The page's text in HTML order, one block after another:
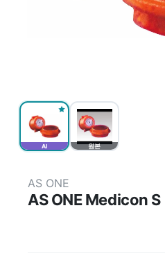
AI 원본
AS ONE
AS ONE Medicon